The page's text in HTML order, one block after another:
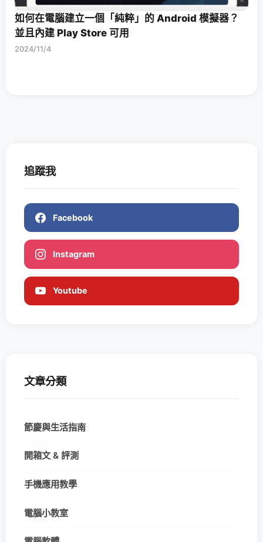
如何在電腦建立一個「純粹」的 Android 模擬器？
並且內建 Play Store 可用
2024/11/4
追蹤我
Facebook
Instagram
Youtube
文章分類
節慶與生活指南
開箱文 & 評測
手機應用教學
電腦小教室